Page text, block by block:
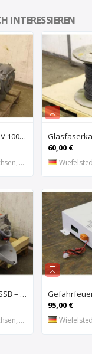
INTERESSIEREN
Frequenzumformer 380 V 100 Hz 18 KVA von CONZ – UZ44-2
DE
60,00 €
Akku-Ladeschrank von SSB – battery cabinet 2
DE
95,00 €